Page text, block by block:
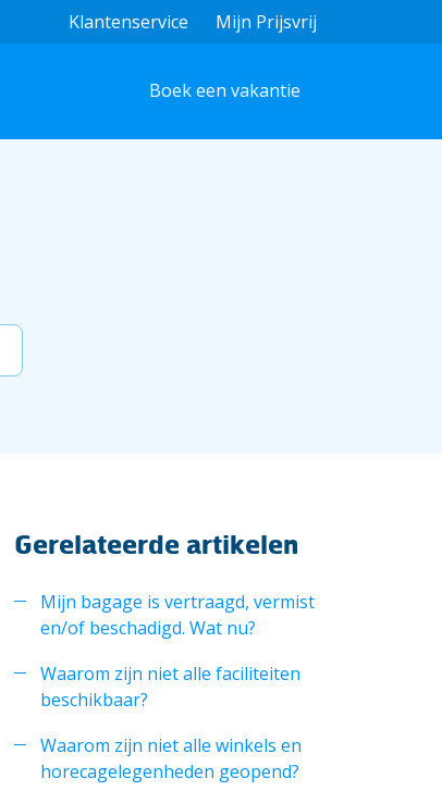
Klantenservice Mijn Prijsvrij
Boek een vakantie
Gerelateerde artikelen
Mijn bagage is vertraagd, vermist
en/of beschadigd. Wat nu?
Waarom zijn niet alle faciliteiten
beschikbaar?
Waarom zijn niet alle winkels en
horecagelegenheden geopend?